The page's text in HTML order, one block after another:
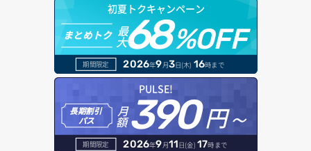
初夏トクキャンペーン
まとめトク 最
大68%OFF
期間限定 2026年9月3日(木) 16時まで
PULSE!
長期割引
パス
月
額390円～
期間限定 2026年9月11日(金) 17時まで